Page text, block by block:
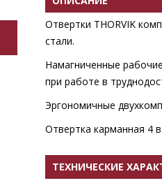
Отвертки THORVIK
стали.
Намагниченные
при работе в
Эргономичные
Отвертка карманная 4
ТЕХНИЧЕСКИЕ